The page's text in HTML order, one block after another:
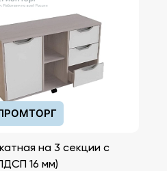
на 3 секции с
(ЛДСП 16 мм)